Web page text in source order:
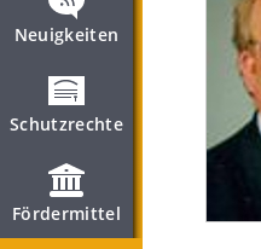
Neuigkeiten
Schutzrechte
Fördermittel